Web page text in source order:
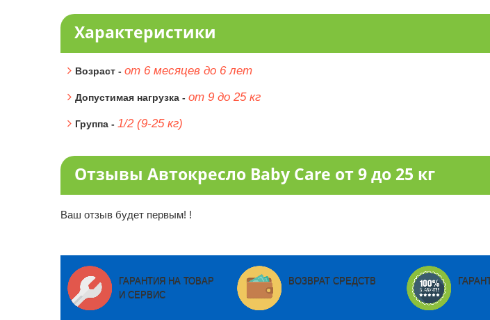
Характеристики
Возраст - от 6 месяцев до 6 лет
Допустимая нагрузка - от 9 до 25 кг
Группа - 1/2 (9-25 кг)
Отзывы Автокресло Baby Care от 9 до 25 кг
Ваш отзыв будет первым! !
ГАРАНТИЯ НА ТОВАР
И СЕРВИС
ВОЗВРАТ СРЕДСТВ